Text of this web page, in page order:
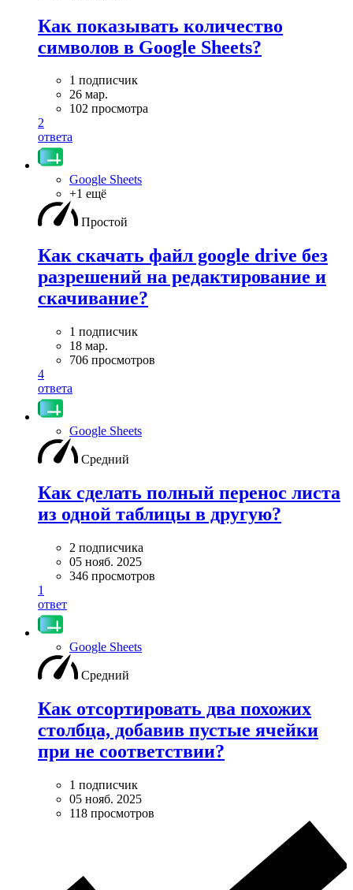
Как показывать количество
символов в Google Sheets?
1 подписчик
26 мар.
102 просмотра
2
ответа
Google Sheets
+1 ещё
Простой
Как скачать файл google drive без
разрешений на редактирование и
скачивание?
1 подписчик
18 мар.
706 просмотров
4
ответа
Google Sheets
Средний
Как сделать полный перенос листа
из одной таблицы в другую?
2 подписчика
05 нояб. 2025
346 просмотров
1
ответ
Google Sheets
Средний
Как отсортировать два похожих
столбца, добавив пустые ячейки
при не соответствии?
1 подписчик
05 нояб. 2025
118 просмотров